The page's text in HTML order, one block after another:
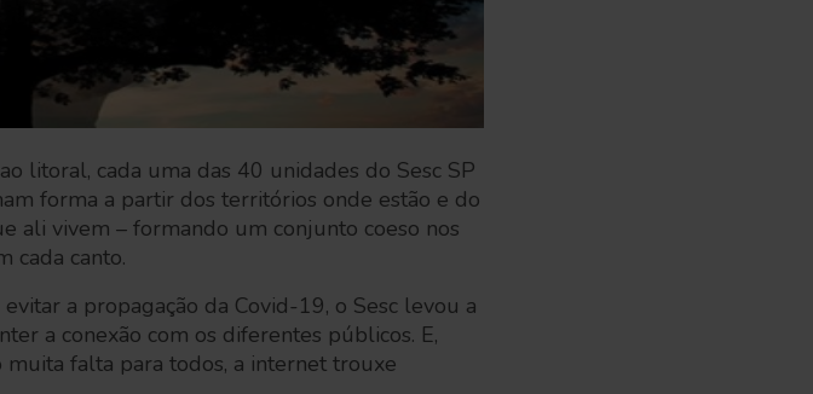
litoral, cada uma das 40 unidades do Sesc SP
forma a partir dos territórios onde estão e do
ali vivem – formando um conjunto coeso nos
cada canto.
a propagação da Covid-19, o Sesc levou a
a conexão com os diferentes públicos. E,
falta para todos, a internet trouxe